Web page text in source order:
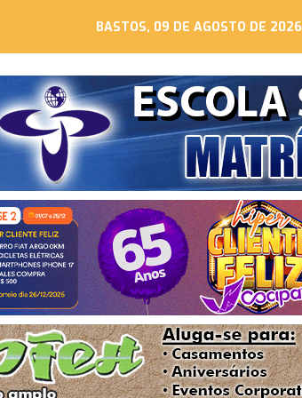
BASTOS, 09 DE AGOSTO DE 2026